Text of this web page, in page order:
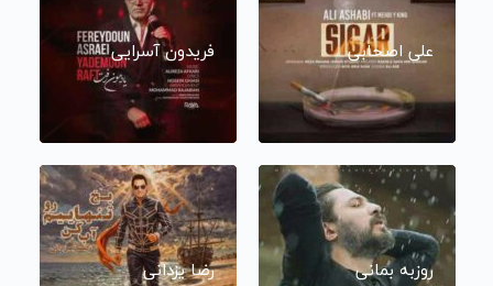
علی اصحابی فریدون آسرایی
روزبه بمانی رضا یزدانی